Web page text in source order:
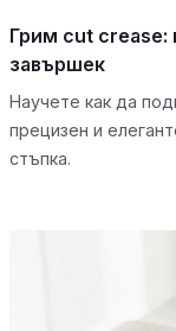
Грим cut crease:
завършек
Научете как да
прецизен и
стъпка.